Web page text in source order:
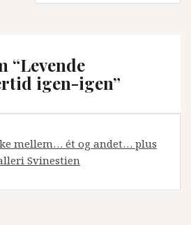
“Levende
igen-igen”
mellem… ét og andet… plus
Svinestien